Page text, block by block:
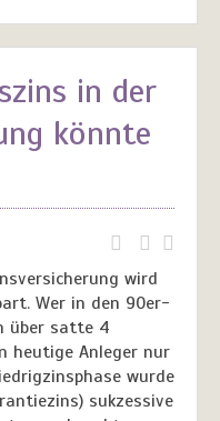
in der
könnte
wird
Wer in den 90er-
über satte 4
heutige Anleger nur
wurde
sukzessive